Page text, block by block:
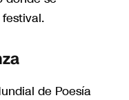
de Poesía